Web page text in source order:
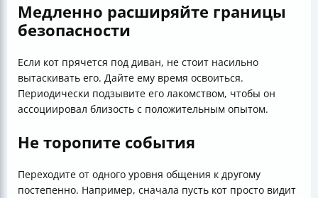
Медленно расширяйте границы
безопасности
Если кот прячется под диван, не стоит насильно
вытаскивать его. Дайте ему время освоиться.
Периодически подзывите его лакомством, чтобы он
ассоциировал близость с положительным опытом.
Не торопите события
Переходите от одного уровня общения к другому
постепенно. Например, сначала пусть кот просто видит